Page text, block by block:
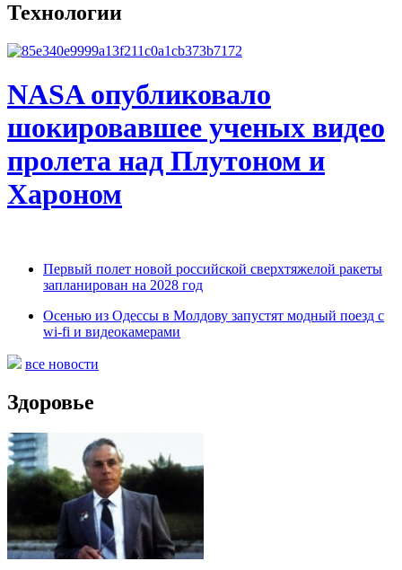
Технологии
NASA опубликовало
шокировавшее ученых видео
пролета над Плутоном и
Хароном
Первый полет новой российской сверхтяжелой ракеты
запланирован на 2028 год
Осенью из Одессы в Молдову запустят модный поезд с
wi-fi и видеокамерами
все новости
Здоровье